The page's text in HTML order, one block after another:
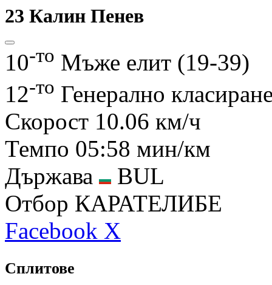
23 Калин Пенев
10-то Mъже елит (19-39)
12-то Генерално
Скорост 10.06 км/ч
Темпо 05:58 мин/км
Държава
BUL
Отбор КАРАТЕЛИБЕ
Facebook X
Сплитове